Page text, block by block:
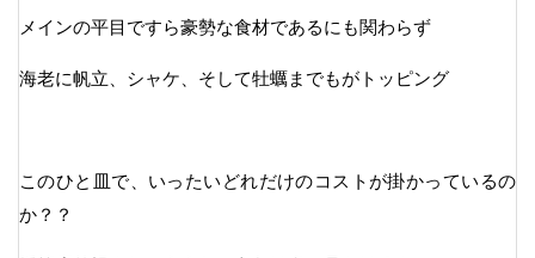
メインの平目ですら豪勢な食材であるにも関わらず
海老に帆立、シャケ、そして牡蠣までもがトッピング
このひと皿で、いったいどれだけのコストが掛かっているの
か？？